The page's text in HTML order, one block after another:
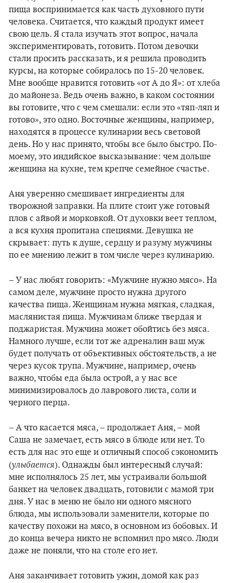
пища воспринимается как часть духовного пути
человека. Считается, что каждый продукт имеет
свою цель. Я стала изучать этот вопрос, начала
экспериментировать, готовить. Потом девочки
стали просить рассказать, и я решила проводить
курсы, на которые собиралось по 15-20 человек.
Мне вообще нравится готовить «от А до Я»: от хлеба
до майонеза. Ведь очень важно, в каком состоянии
вы готовите, что с чем смешали: если это «тяп-ляп и
готово», это одно. Восточные женщины, например,
находятся в процессе кулинарии весь световой
день. Но у нас принято, чтобы все было быстро. По-
моему, это индийское высказывание: чем дольше
женщина на кухне, тем крепче семейное счастье.
Аня уверенно смешивает ингредиенты для
творожной заправки. На плите стоит уже готовый
плов с айвой и морковкой. От духовки веет теплом,
а вся кухня пропитана специями. Девушка не
скрывает: путь к душе, сердцу и разуму мужчины
по ее мнению лежит в том числе через кулинарию.
– У нас любят говорить: «Мужчине нужно мясо». На
самом деле, мужчине просто нужна другого
качества пища. Женщинам нужна мягкая, сладкая,
маслянистая пища. Мужчинам ближе твердая и
поджаристая. Мужчина может обойтись без мяса.
Намного лучше, если тот же адреналин ваш муж
будет получать от объективных обстоятельств, а не
через кусок трупа. Мужчине, например, очень
важно, чтобы еда была острой, а у нас все
минимизировалось до лаврового листа, соли и
черного перца.
– А что касается мяса, – продолжает Аня, – мой
Саша не замечает, есть мясо в блюде или нет. То
есть для нас это еще и отличный способ сэкономить
(улыбается). Однажды был интересный случай:
мне исполнялось 25 лет, мы устраивали большой
банкет на человек двадцать, готовили с мамой три
дня. У нас в меню не было ни одного мясного
блюда, мы использовали заменители, которые по
качеству похожи на мясо, в основном из бобовых. И
до конца вечера никто не вспомнил про мясо. Люди
даже не поняли, что на столе его нет.
Аня заканчивает готовить ужин, домой как раз